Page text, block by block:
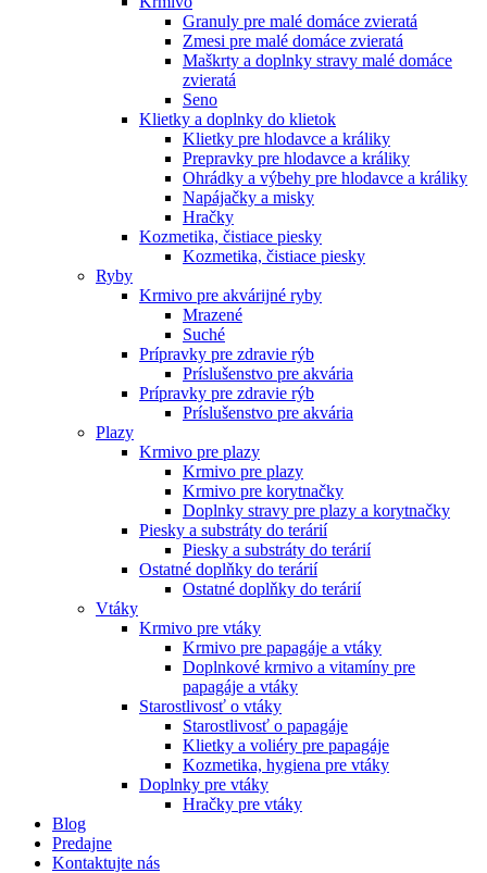
Granuly pre malé domáce zvieratá
Zmesi pre malé domáce zvieratá
Maškrty a doplnky stravy malé domáce
zvieratá
Seno
Klietky a doplnky do klietok
Klietky pre hlodavce a králiky
Prepravky pre hlodavce a králiky
Ohrádky a výbehy pre hlodavce a králiky
Napájačky a misky
Hračky
Kozmetika, čistiace piesky
Kozmetika, čistiace piesky
Ryby
Krmivo pre akvárijné ryby
Mrazené
Suché
Prípravky pre zdravie rýb
Príslušenstvo pre akvária
Prípravky pre zdravie rýb
Príslušenstvo pre akvária
Plazy
Krmivo pre plazy
Krmivo pre plazy
Krmivo pre korytnačky
Doplnky stravy pre plazy a korytnačky
Piesky a substráty do terárií
Piesky a substráty do terárií
Ostatné doplňky do terárií
Ostatné doplňky do terárií
Vtáky
Krmivo pre vtáky
Krmivo pre papagáje a vtáky
Doplnkové krmivo a vitamíny pre
papagáje a vtáky
Starostlivosť o vtáky
Starostlivosť o papagáje
Klietky a voliéry pre papagáje
Kozmetika, hygiena pre vtáky
Doplnky pre vtáky
Hračky pre vtáky
Blog
Predajne
Kontaktujte nás